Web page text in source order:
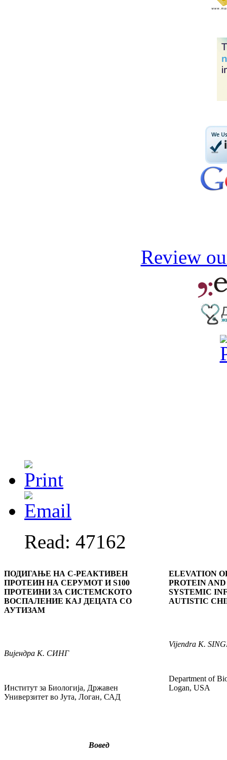
Review
Read: 47162
ПОДИГАЊЕ НА C-РЕАКТИВЕН
ПРОТЕИН НА СЕРУМОТ И S100
ПРОТЕИНИ ЗА СИСТЕМСКОТО
ВОСПАЛЕНИЕ КАЈ ДЕЦАТА СО
АУТИЗАМ
Вијендра К. СИНГ
Институт за Биологија, Државен
Универзитет во Јута, Логан, САД
ELEVATION
PROTEIN AND
SYSTEMIC
AUTISTIC
Vijendra K.
Department of
Logan, USA
Вовед